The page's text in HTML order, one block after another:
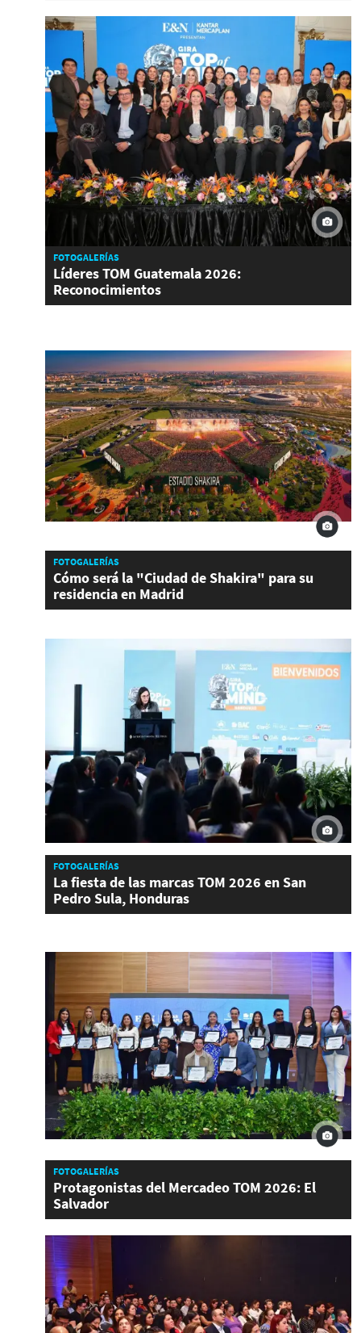
FOTOGALERÍAS
Líderes TOM Guatemala 2026:
Reconocimientos
FOTOGALERÍAS
Cómo será la "Ciudad de Shakira" para su
residencia en Madrid
FOTOGALERÍAS
La fiesta de las marcas TOM 2026 en San
Pedro Sula, Honduras
FOTOGALERÍAS
Protagonistas del Mercadeo TOM 2026: El
Salvador